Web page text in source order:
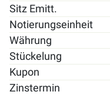
Sitz Emitt.
Notierungseinheit
Währung
Stückelung
Kupon
Zinstermin